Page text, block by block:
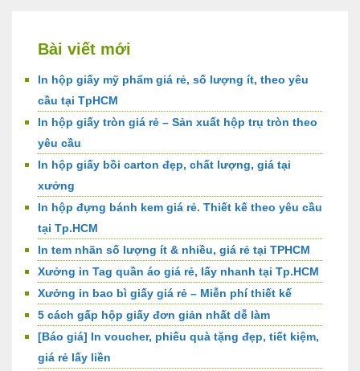
Bài viết mới
In hộp giấy mỹ phẩm giá rẻ, số lượng ít, theo yêu
cầu tại TpHCM
In hộp giấy tròn giá rẻ – Sản xuất hộp trụ tròn theo
yêu cầu
In hộp giấy bồi carton đẹp, chất lượng, giá tại
xưởng
In hộp đựng bánh kem giá rẻ. Thiết kế theo yêu cầu
tại Tp.HCM
In tem nhãn số lượng ít & nhiều, giá rẻ tại TPHCM
Xưởng in Tag quần áo giá rẻ, lấy nhanh tại Tp.HCM
Xưởng in bao bì giấy giá rẻ – Miễn phí thiết kế
5 cách gấp hộp giấy đơn giản nhất dễ làm
[Báo giá] In voucher, phiếu quà tặng đẹp, tiết kiệm,
giá rẻ lấy liền